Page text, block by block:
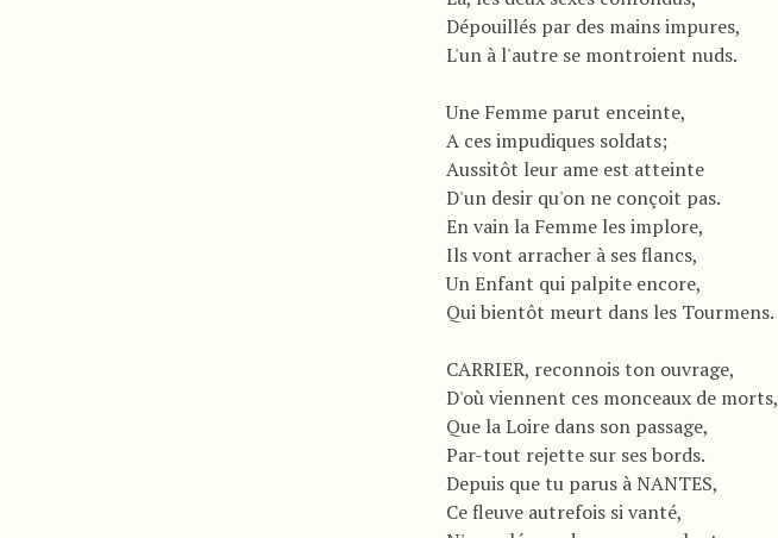
Dépouillés par des mains impures,
L'un à l'autre se montroient nuds.
Une Femme parut enceinte,
A ces impudiques soldats;
Aussitôt leur ame est atteinte
D'un desir qu'on ne conçoit pas.
En vain la Femme les implore,
Ils vont arracher à ses flancs,
Un Enfant qui palpite encore,
Qui bientôt meurt dans les Tourmens.
CARRIER, reconnois ton ouvrage,
D'où viennent ces monceaux de morts,
Que la Loire dans son passage,
Par-tout rejette sur ses bords.
Depuis que tu parus à NANTES,
Ce fleuve autrefois si vanté,